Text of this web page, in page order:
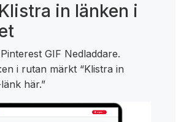
in länken i
GIF Nedladdare.
i rutan märkt “Klistra in
här.”